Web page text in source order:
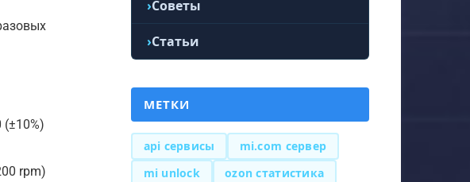
rpm)
Советы
Статьи
МЕТКИ
api сервисы
mi.com сервер
mi unlock
ozon статистика